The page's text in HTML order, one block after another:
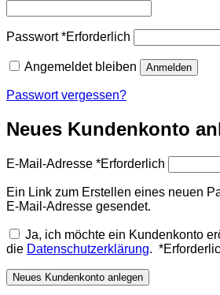
Passwort*Erforderlich
Angemeldet bleiben Anmelden
Passwort vergessen?
Neues Kundenkonto
E-Mail-Adresse *Erforderlich
Ein Link zum Erstellen eines neuen
E-Mail-Adresse gesendet.
Ja, ich möchte ein Kundenkonto
die Datenschutzerklärung. *
Neues Kundenkonto anlegen